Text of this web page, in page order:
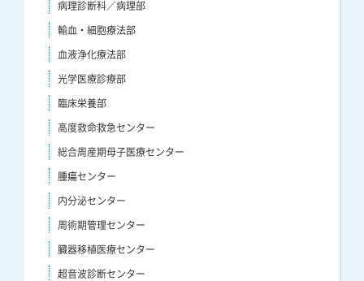
病理診断科／病理部
輸血・細胞療法部
血液浄化療法部
光学医療診療部
臨床栄養部
高度救命救急センター
総合周産期母子医療センター
腫瘍センター
内分泌センター
周術期管理センター
臓器移植医療センター
超音波診断センター